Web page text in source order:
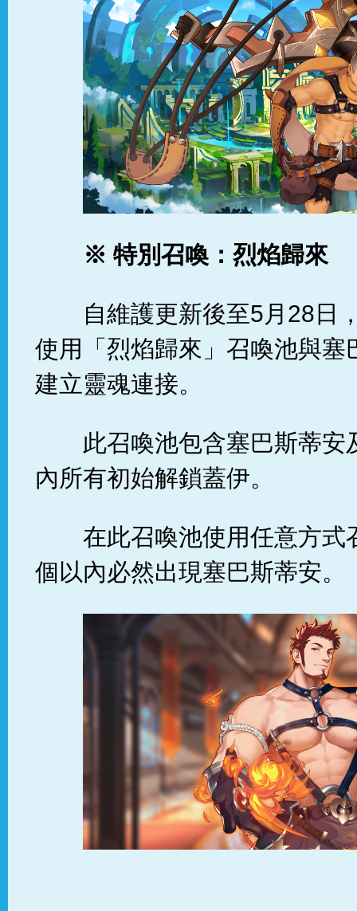
※ 特別召喚：烈焰歸來
自維護更新後至5月28日
使用「烈焰歸來」召喚池與塞
建立靈魂連接。
此召喚池包含塞巴斯蒂安
內所有初始解鎖蓋伊。
在此召喚池使用任意方式
個以內必然出現塞巴斯蒂安。